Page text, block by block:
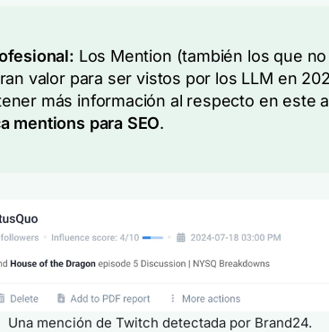
Los Mention (también los que
valor para ser vistos por los LLM en
más información al respecto en este
mentions para SEO.
Una mención de Twitch detectada por Brand24.